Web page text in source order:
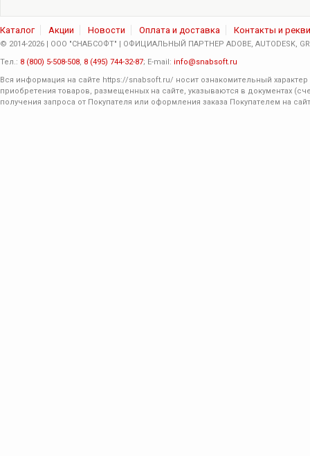
Каталог Акции Новости Оплата и доставка Контакты и
© 2014-2026 | ООО "СНАБСОФТ" | ОФИЦИАЛЬНЫЙ ПАРТНЕР ADOBE, AUTODESK,
Тел.: 8 (800) 5-508-508, 8 (495) 744-32-87; E-mail: info@snabsoft.ru
Вся информация на сайте https://snabsoft.ru/ носит ознакомительный
приобретения товаров, размещенных на сайте, указываются в документах
получения запроса от Покупателя или оформления заказа Покупателем на